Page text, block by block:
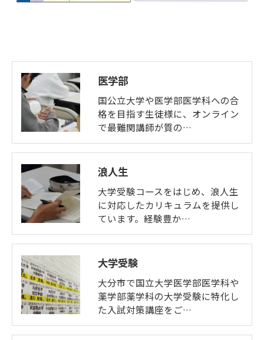
医学部
国公立大学や医学部医学科への合
格を目指す生徒様に、オンライン
で最難関講師が質の…
浪人生
大学受験コースをはじめ、浪人生
に対応したカリキュラムを提供し
ています。経験豊か…
大学受験
大分市で国立大学医学部医学科や
薬学部薬学科の大学受験に特化し
た入試対策講座をご…